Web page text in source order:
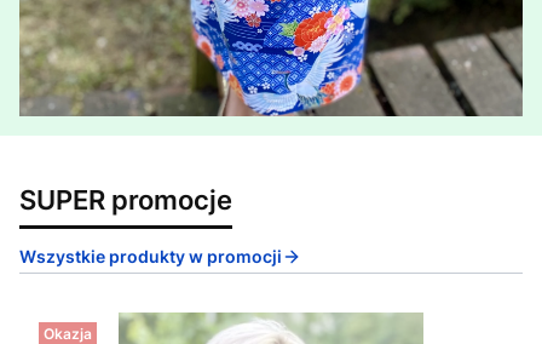
SUPER promocje
Wszystkie produkty w promocji
Okazja